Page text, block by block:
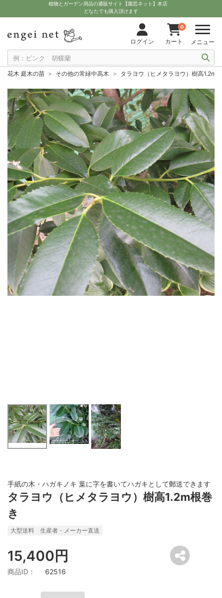
植物とガーデン用品の通販サイト【園芸ネット】本店
どなたでも購入頂けます
ログイン
0
カート メニュー
花木 庭木の苗 その他の常緑中高木 タラヨウ（ヒメタラヨウ）樹高1.2m
手紙の木・ハガキノキ 葉に字を書いてハガキとして郵送できます
タラヨウ（ヒメタラヨウ）樹高1.2m根巻
き
大型送料 生産者・メーカー直送
15,400円
商品ID： 62516